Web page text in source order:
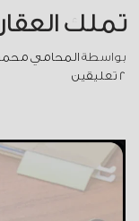
تملك
بواسطة المحامي
2 تعليقين